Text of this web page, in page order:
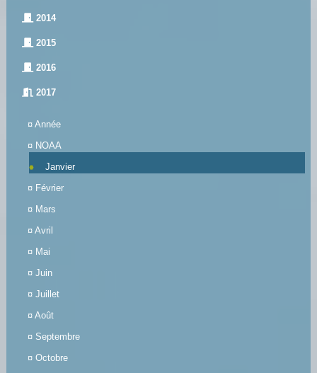
2014
2015
2016
2017
¤ Année
¤ NOAA
Janvier
¤ Février
¤ Mars
¤ Avril
¤ Mai
¤ Juin
¤ Juillet
¤ Août
¤ Septembre
¤ Octobre